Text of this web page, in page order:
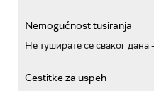
Nemogućnost tusiranja
Не туширате се сваког дана
Cestitke za uspeh